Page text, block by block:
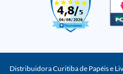
Distribuidora Curitiba de Papéis e